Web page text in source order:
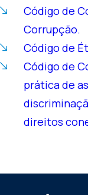
Código de
Corrupção.
Código de
Código de
prática de
direitos